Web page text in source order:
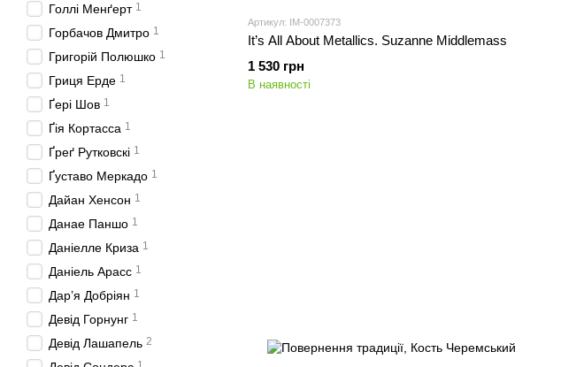
Артикул: IM-0007373
It’s All About Metallics. Suzanne Middlemass
1 530 грн
В наявності
Голлі Менґерт 1
Горбачов Дмитро 1
Григорій Полюшко 1
Гриця Ерде 1
Ґері Шов 1
Ґія Кортасса 1
Ґреґ Рутковскі 1
Ґуставо Меркадо 1
Дайан Хенсон 1
Данае Паншо 1
Даніелле Криза 1
Даніель Арасс 1
Дар’я Добріян 1
Девід Горнунг 1
Девід Лашапель 2